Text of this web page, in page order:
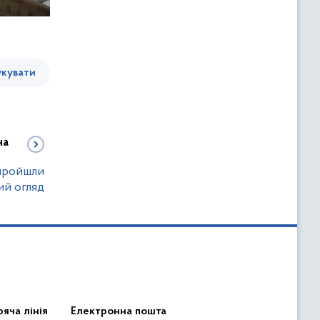
огляд
лінія Електронна пошта